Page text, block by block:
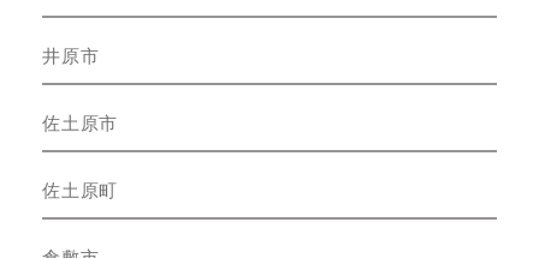
井原市
佐土原市
佐土原町